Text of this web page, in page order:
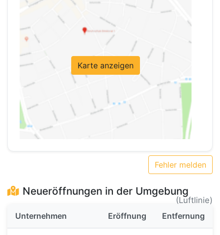
Karte anzeigen
Fehler melden
Neueröffnungen in der Umgebung
(Luftlinie)
Unternehmen
Eröffnung Entfernung